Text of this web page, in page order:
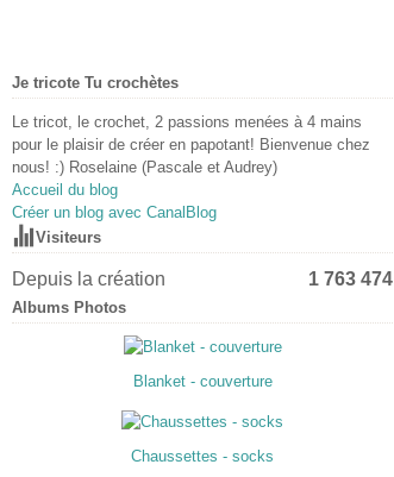
Je tricote Tu crochètes
Le tricot, le crochet, 2 passions menées à 4 mains
pour le plaisir de créer en papotant! Bienvenue chez
nous! :) Roselaine (Pascale et Audrey)
Accueil du blog
Créer un blog avec CanalBlog
Visiteurs
Depuis la création 1 763 474
Albums Photos
Blanket - couverture
Chaussettes - socks